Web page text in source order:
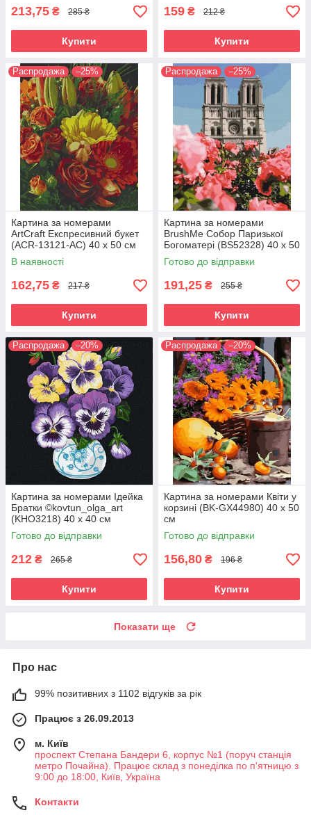
213,75 ₴ 285 ₴
Купити
159 ₴ 212 ₴
Купити
Распродажа –25%
Картина за номерами
ArtCraft Експресивний букет
(ACR-13121-AC) 40 х 50 см
В наявності
162,75 ₴ 217 ₴
Купити
Распродажа –25%
Картина за номерами
BrushMe Собор Паризької
Богоматері (BS52328) 40 х 50
см
Готово до відправки
191,25 ₴ 255 ₴
Купити
Распродажа –20%
Картина за номерами Ідейка
Братки ©kovtun_olga_art
(KHO3218) 40 х 40 см
Готово до відправки
212 ₴ 265 ₴
Купити
Распродажа –20%
Картина за номерами Квіти у
корзині (BK-GX44980) 40 х 50
см
Готово до відправки
156,80 ₴ 196 ₴
Купити
Показати ще
Про нас
99% позитивних з 1102 відгуків за рік
Працює з 26.09.2013
м. Київ
проспект Степана Бандери 6, корпус №1 (поруч станція
метро Почайна). Працює склад з понеділка по п'ятницю з
9:00 до 18:00, Київ, Україна
Контакти